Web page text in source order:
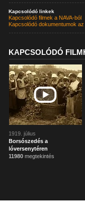
Kapcsolódó linkek
Kapcsolódó filmek a NAVA-ból
Kapcsolódó dokumentumok
KAPCSOLÓDÓ
1919. július
Borsószedés a
lóversenytéren
11980 megtekintés